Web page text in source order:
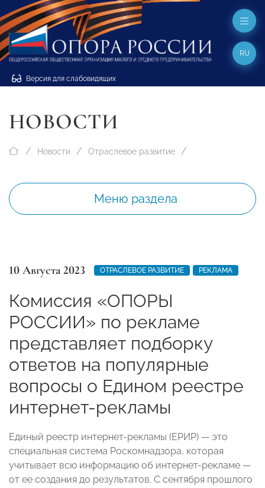
Версия для слабовидящих
RU
НОВОСТИ
Новости Отраслевое развитие
Меню раздела
10 Августа 2023 ОТРАСЛЕВОЕ РАЗВИТИЕ РЕКЛАМА
Комиссия «ОПОРЫ
РОССИИ» по рекламе
представляет подборку
ответов на популярные
вопросы о Едином реестре
интернет-рекламы
Единый реестр интернет-рекламы (ЕРИР) — это
специальная система Роскомнадзора, которая
учитывает всю информацию об интернет-рекламе —
от ее создания до результатов. С сентября прошлого